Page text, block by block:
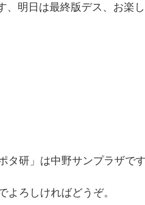
、明日は最終版デス、お楽
研」は中野サンプラザです
よろしければどうぞ。